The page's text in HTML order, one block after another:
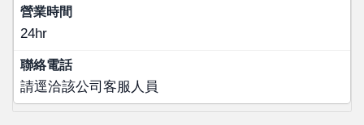
聯絡電話
24hr
請逕洽該公司客服人員